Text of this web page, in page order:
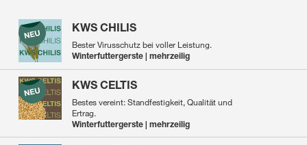
KWS CHILIS
Bester Virusschutz bei voller Leistung.
Winterfuttergerste | mehrzeilig
KWS CELTIS
Bestes vereint: Standfestigkeit, Qualität und
Ertrag.
Winterfuttergerste | mehrzeilig